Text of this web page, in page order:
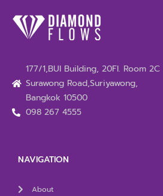
177/1,BUI Building, 20Fl. Room 2C
Surawong Road,Suriyawong,
Bangkok 10500
098 267 4555
NAVIGATION
About